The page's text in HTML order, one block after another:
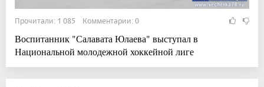
Прочитали: 1 085 Комментарии: 0
Воспитанник "Салавата Юлаева" выступал в
Национальной молодежной хоккейной лиге